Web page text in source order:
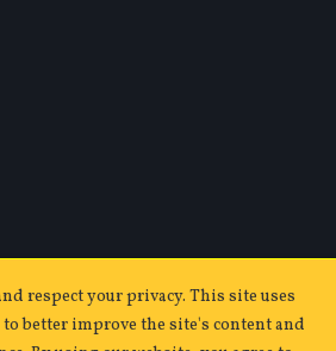
respect your privacy. This site uses
better improve the site's content and